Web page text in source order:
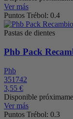
Ver más
Puntos Trébol: 0.4
Pastas de dientes
Phb Pack
Phb
351742
3,55 €
Disponible
Ver más
Puntos Trébol: 0.3